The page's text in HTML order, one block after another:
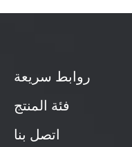
روابط سريعة
فئة المنتج
اتصل بنا